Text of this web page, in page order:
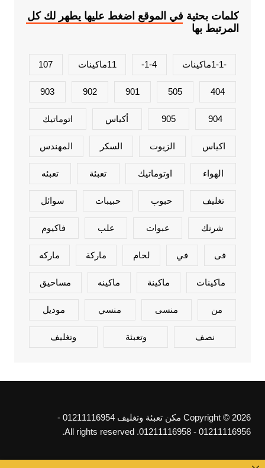
كلمات بحثية في الموقع اضغط عليها يطهر لك كل
المرتبط بها
-1-1ماكينات 1-4- 11ماكينات 107
404
505
901
902
903
904
905 أكياس اتوماتيك
اكياس الزيوت السكر المهندس
الهواء اوتوماتيك تعبئة تعبئه
تغليف حبوب حبيبات سوائل
شرنك عبوات علب فاكيوم
فى في لحام ماركة ماركه
ماكينات ماكينة ماكينه مساحيق
من منسى منسي موديل
نصف وتعبئة وتغليف
Copyright © 2026 مكن تعبئة وتغليف 01211116954 -
01211116956 - 01211116958. All rights reserved.